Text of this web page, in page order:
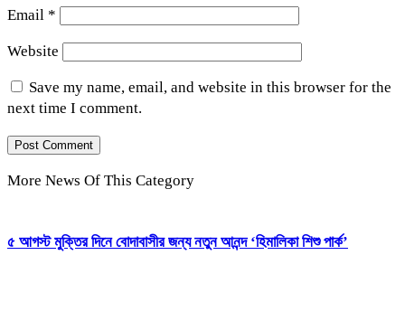
Email *
Website
Save my name, email, and website in this browser for the
next time I comment.
More News Of This Category
৫ আগস্ট মুক্তির দিনে বোদাবাসীর জন্য নতুন আনন্দ ‘হিমালিকা শিশু পার্ক’